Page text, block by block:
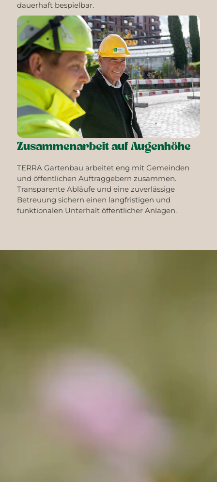
dauerhaft bespielbar.
Zusammenarbeit auf Augenhöhe
TERRA Gartenbau arbeitet eng mit Gemeinden
und öffentlichen Auftraggebern zusammen.
Transparente Abläufe und eine zuverlässige
Betreuung sichern einen langfristigen und
funktionalen Unterhalt öffentlicher Anlagen.